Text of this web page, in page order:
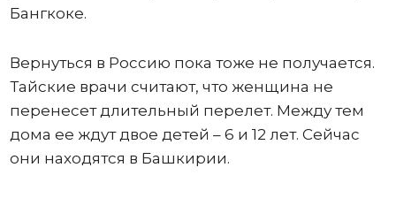
Бангкоке.
Вернуться в Россию пока тоже не получается.
Тайские врачи считают, что женщина не
перенесет длительный перелет. Между тем
дома ее ждут двое детей – 6 и 12 лет. Сейчас
они находятся в Башкирии.